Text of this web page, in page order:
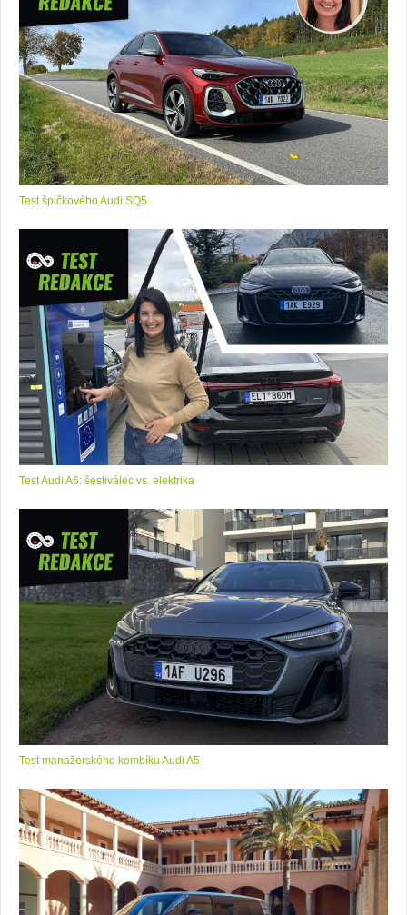
Test špičkového Audi SQ5
Test Audi A6: šestiválec vs. elektrika
Test manažerského kombíku Audi A5